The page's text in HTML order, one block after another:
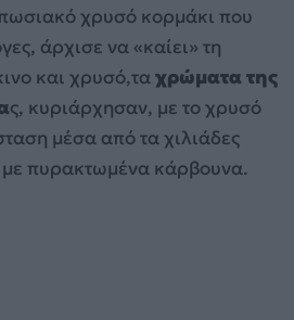
χρυσό κορμάκι που
άρχισε να «καίει» τη
και χρυσό,ταχρώματα της
ς, κυριάρχησαν, με το χρυσό
μέσα από τα χιλιάδες
με πυρακτωμένα κάρβουνα.